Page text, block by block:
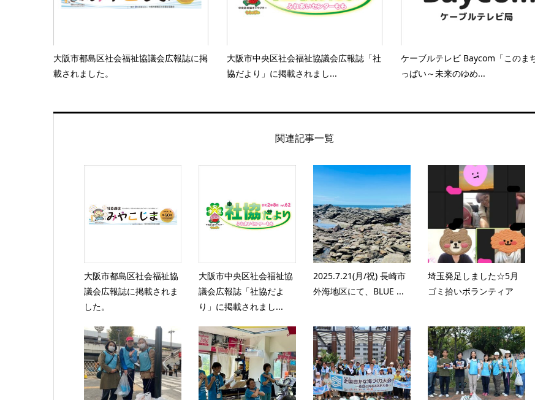
大阪市都島区社会福祉協議会広報誌に掲
載されました。
大阪市中央区社会福祉協議会広報誌「社
協だより」に掲載されまし...
ケーブルテレビ Baycom「このま
っぱい～未来のゆめ...
関連記事一覧
大阪市都島区社会福祉協
議会広報誌に掲載されま
した。
大阪市中央区社会福祉協
議会広報誌「社協だよ
り」に掲載されまし...
2025.7.21(月/祝) 長崎市
外海地区にて、BLUE ...
埼玉発足しました☆5月
ゴミ拾いボランティア